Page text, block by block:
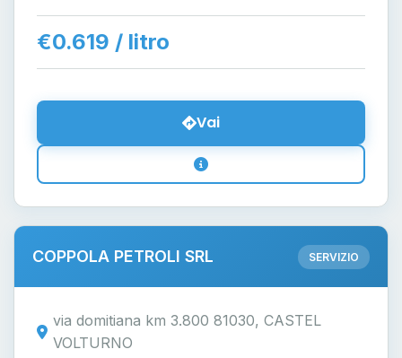
€0.619 / litro
Vai
COPPOLA PETROLI SRL SERVIZIO
via domitiana km 3.800 81030, CASTEL
VOLTURNO